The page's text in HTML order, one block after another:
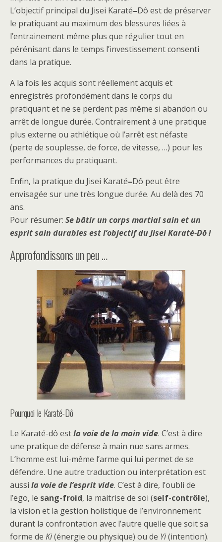
L’objectif principal du Jisei Karaté–Dô est de préserver
le pratiquant au maximum des blessures liées à
l’entrainement même plus que régulier tout en
pérénisant dans le temps l’investissement consenti
dans la pratique.
A la fois les acquis sont réellement acquis et
enregistrés profondément dans le corps du
pratiquant et ne se perdent pas même si abandon ou
arrêt de longue durée. Contrairement à une pratique
plus externe ou athlétique où l’arrêt est néfaste
(perte de souplesse, de force, de vitesse, …) pour les
performances du pratiquant.
Enfin, la pratique du Jisei Karaté–Dô peut être
envisagée sur une très longue durée. Au delà des 70
ans.
Pour résumer: Se bâtir un corps martial sain et un
esprit sain durables est l’objectif du Jisei Karaté-Dô !
Approfondissons un peu …
Pourquoi le Karaté-Dô
Le Karaté-dô estla voie de la main vide. C’est à dire
une pratique de défense à main nue sans armes.
L’homme est lui-même l’arme qui lui permet de se
défendre. Une autre traduction ou interprétation est
aussi la voie de l’esprit vide. C’est à dire, l’oubli de
l’ego, le sang-froid, la maitrise de soi (self-contrôle),
la vision et la gestion holistique de l’environnement
durant la confrontation avec l’autre quelle que soit sa
forme de Ki(énergie ou physique) ou de Yi(intention).